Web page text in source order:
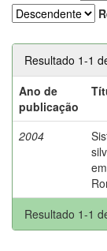
Resultado 1-1
Ano de
publicação
2004
em
Resultado 1-1